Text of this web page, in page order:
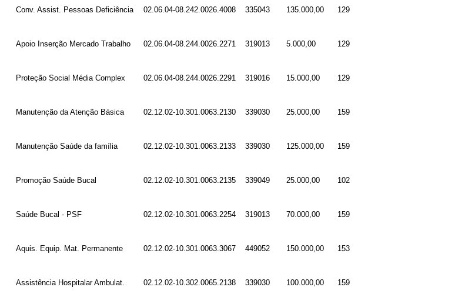
Conv. Assist. Pessoas Deficiência 02.06.04-08.242.0026.4008 335043 135.000,00 129
Apoio Inserção Mercado Trabalho 02.06.04-08.244.0026.2271 319013 5.000,00 129
Proteção Social Média Complex 02.06.04-08.244.0026.2291 319016 15.000,00 129
Manutenção da Atenção Básica 02.12.02-10.301.0063.2130 339030 25.000,00 159
Manutenção Saúde da família 02.12.02-10.301.0063.2133 339030 125.000,00 159
Promoção Saúde Bucal 02.12.02-10.301.0063.2135 339049 25.000,00 102
Saúde Bucal - PSF 02.12.02-10.301.0063.2254 319013 70.000,00 159
Aquis. Equip. Mat. Permanente 02.12.02-10.301.0063.3067 449052 150.000,00 153
Assistência Hospitalar Ambulat. 02.12.02-10.302.0065.2138 339030 100.000,00 159